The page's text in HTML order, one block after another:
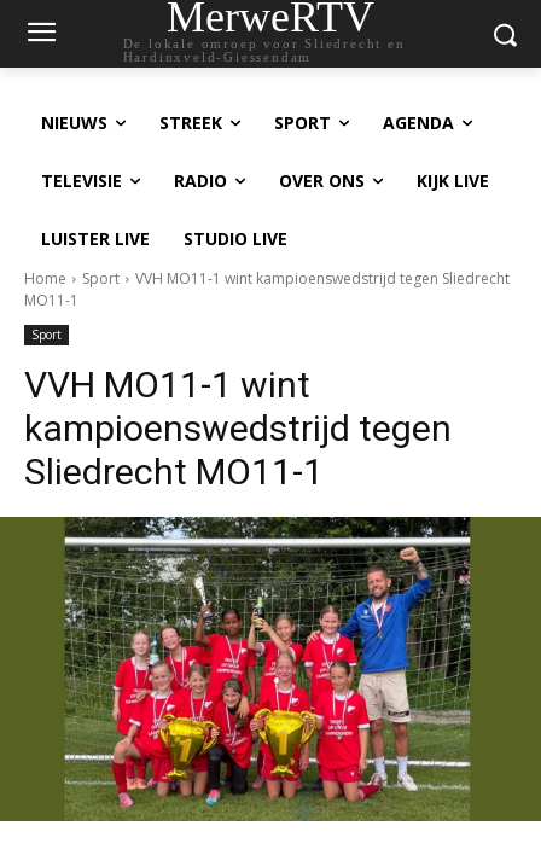
MerweRTV
De lokale omroep voor Sliedrecht en
Hardinxveld-Giessendam
NIEUWS STREEK SPORT AGENDA
TELEVISIE RADIO OVER ONS KIJK LIVE
LUISTER LIVE STUDIO LIVE
Home Sport
VVH MO11-1 wint kampioenswedstrijd tegen Sliedrecht
MO11-1
Sport
VVH MO11-1 wint
kampioenswedstrijd tegen
Sliedrecht MO11-1